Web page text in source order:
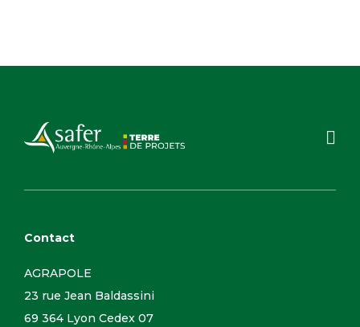
Contact
AGRAPOLE
23 rue Jean Baldassini
69 364 Lyon Cedex 07